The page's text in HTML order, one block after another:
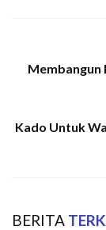
Membangun
Kado Untuk
BERITA